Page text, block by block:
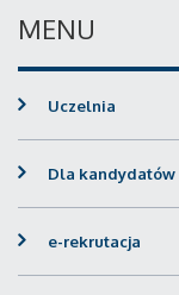
MENU
Uczelnia
Dla kandydatów
e-rekrutacja